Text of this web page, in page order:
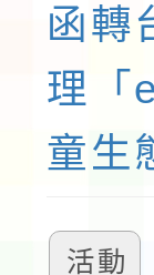
函轉
理「
童生
活動